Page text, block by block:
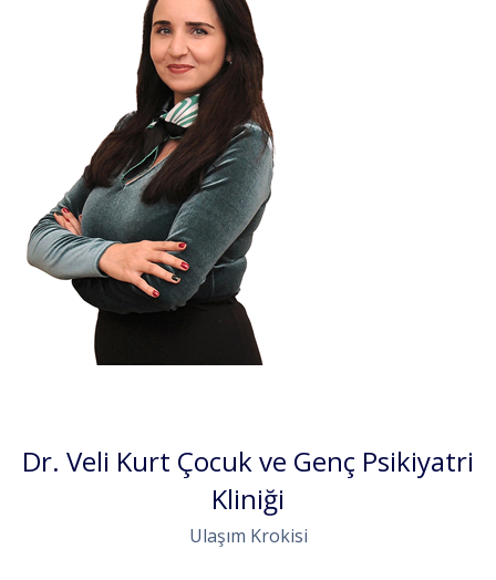
Dr. Veli Kurt Çocuk ve Genç Psikiyatri
Kliniği
Ulaşım Krokisi